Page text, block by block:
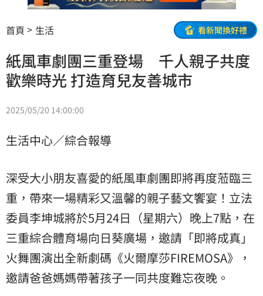
首頁 生活 看新聞換好禮
紙風車劇團三重登場 千人親子共度
歡樂時光 打造育兒友善城市
2025/05/20 14:00:00
生活中心／綜合報導
深受大小朋友喜愛的紙風車劇團即將再度蒞臨三
重，帶來一場精彩又溫馨的親子藝文饗宴！立法
委員李坤城將於5月24日（星期六）晚上7點，在
三重綜合體育場向日葵廣場，邀請「即將成真」
火舞團演出全新劇碼《火爾摩莎FIREMOSA》，
邀請爸爸媽媽帶著孩子一同共度難忘夜晚。